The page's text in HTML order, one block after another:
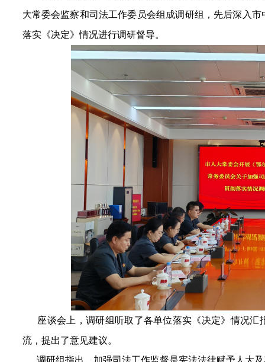
大常委会监察和司法工作委员会组成调研组，先后深入
落实《决定》情况进行调研督导。
座谈会上，调研组听取了各单位落实《决定》情况
流，提出了意见建议。
调研组指出，加强司法工作监督是宪法法律赋予人大